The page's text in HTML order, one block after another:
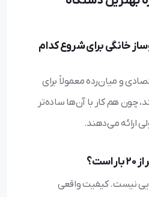
خانگی برای شروع کدام
و میان‌رده معمولاً برای
چون هم کار با آن‌ها ساده‌تر
ارائه می‌دهند.
نیست. کیفیت واقعی